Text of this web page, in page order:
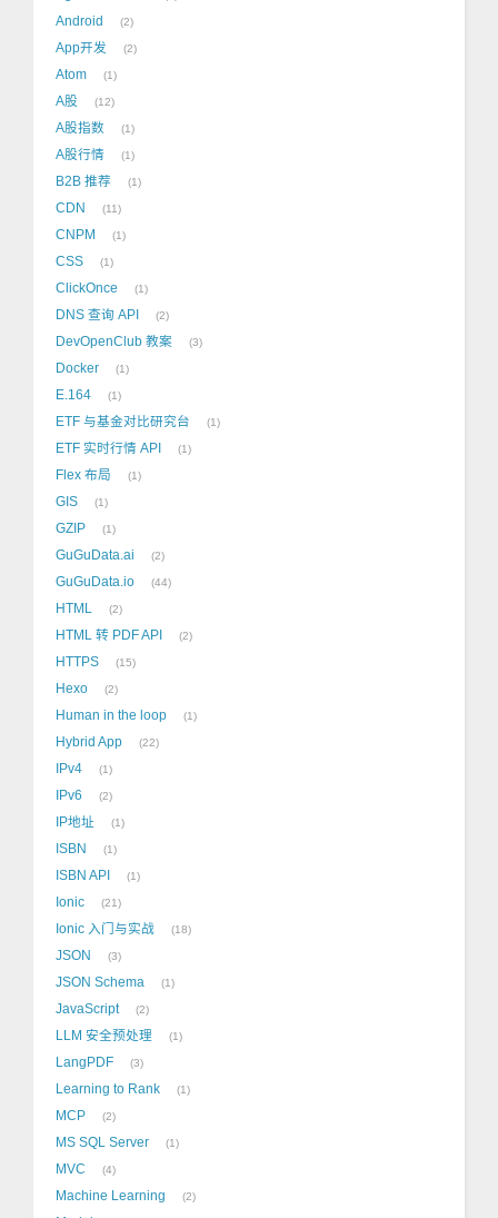
Android 2
App开发 2
Atom 1
A股 12
A股指数 1
A股行情 1
B2B 推荐 1
CDN 11
CNPM 1
CSS 1
ClickOnce 1
DNS 查询 API 2
DevOpenClub 教案 3
Docker 1
E.164 1
ETF 与基金对比研究台 1
ETF 实时行情 API 1
Flex 布局 1
GIS 1
GZIP 1
GuGuData.ai 2
GuGuData.io 44
HTML 2
HTML 转 PDF API 2
HTTPS 15
Hexo 2
Human in the loop 1
Hybrid App 22
IPv4 1
IPv6 2
IP地址 1
ISBN 1
ISBN API 1
Ionic 21
Ionic 入门与实战 18
JSON 3
JSON Schema 1
JavaScript 2
LLM 安全预处理 1
LangPDF 3
Learning to Rank 1
MCP 2
MS SQL Server 1
MVC 4
Machine Learning 2